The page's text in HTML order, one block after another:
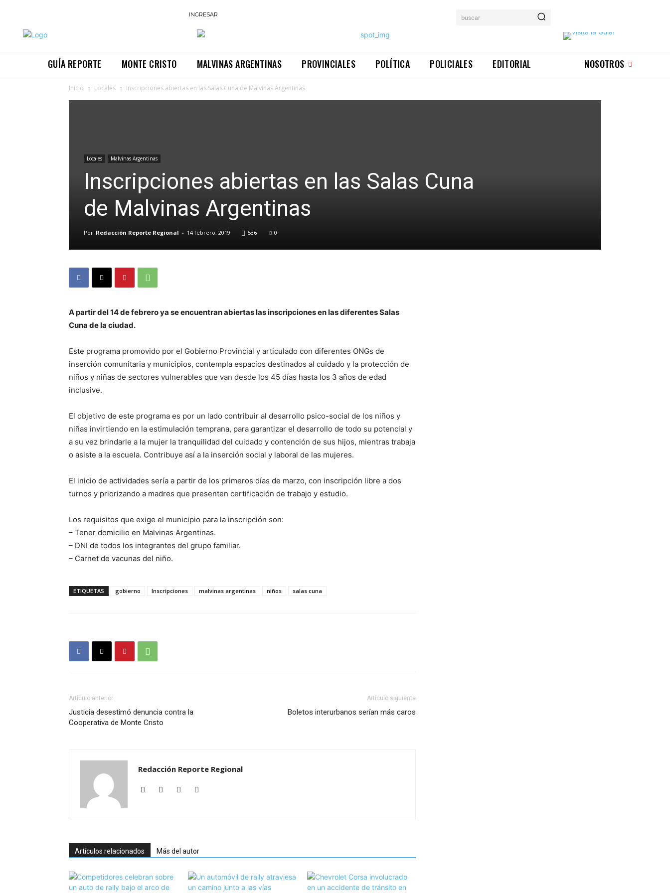
INGRESAR buscar
GUÍA REPORTE MONTE CRISTO MALVINAS ARGENTINAS PROVINCIALES POLÍTICA POLICIALES EDITORIAL NOSOTROS
Inicio Locales Inscripciones abiertas en las Salas Cuna de Malvinas Argentinas
Locales Malvinas Argentinas
Inscripciones abiertas en las Salas Cuna
de Malvinas Argentinas
Por Redacción Reporte Regional - 14 febrero, 2019 536 0
A partir del 14 de febrero ya se encuentran abiertas las inscripciones en las diferentes Salas
Cuna de la ciudad.
Este programa promovido por el Gobierno Provincial y articulado con diferentes ONGs de
inserción comunitaria y municipios, contempla espacios destinados al cuidado y la protección de
niños y niñas de sectores vulnerables que van desde los 45 días hasta los 3 años de edad
inclusive.
El objetivo de este programa es por un lado contribuir al desarrollo psico-social de los niños y
niñas invirtiendo en la estimulación temprana, para garantizar el desarrollo de todo su potencial y
a su vez brindarle a la mujer la tranquilidad del cuidado y contención de sus hijos, mientras trabaja
o asiste a la escuela. Contribuye así a la inserción social y laboral de las mujeres.
El inicio de actividades sería a partir de los primeros días de marzo, con inscripción libre a dos
turnos y priorizando a madres que presenten certificación de trabajo y estudio.
Los requisitos que exige el municipio para la inscripción son:
– Tener domicilio en Malvinas Argentinas.
– DNI de todos los integrantes del grupo familiar.
– Carnet de vacunas del niño.
ETIQUETAS gobierno Inscripciones malvinas argentinas niños salas cuna
Artículo anterior
Justicia desestimó denuncia contra la
Cooperativa de Monte Cristo
Artículo siguiente
Boletos interurbanos serían más caros
Redacción Reporte Regional
Artículos relacionados Más del autor